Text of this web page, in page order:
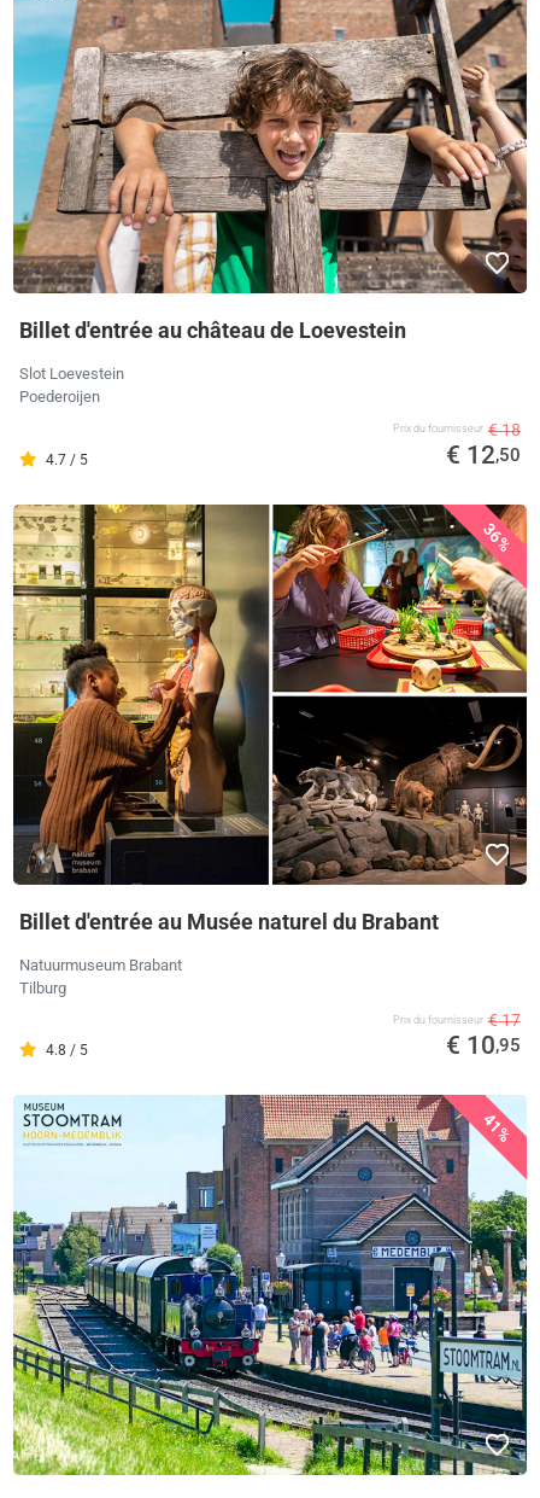
Billet d'entrée au château de Loevestein
Slot Loevestein
Poederoijen
4.7 / 5
Prix ​​du fournisseur € 18
€ 12,50
36%
Billet d'entrée au Musée naturel du Brabant
Natuurmuseum Brabant
Tilburg
4.8 / 5
Prix ​​du fournisseur € 17
€ 10,95
41%